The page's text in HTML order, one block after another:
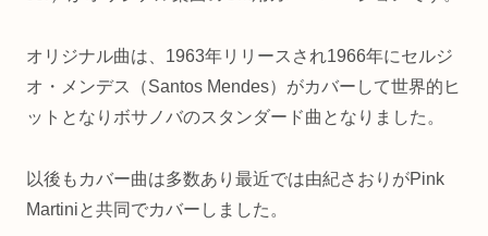
オリジナル曲は、1963年リリースされ1966年にセルジ
オ・メンデス（Santos Mendes）がカバーして世界的ヒ
ットとなりボサノバのスタンダード曲となりました。
以後もカバー曲は多数あり最近では由紀さおりがPink
Martiniと共同でカバーしました。